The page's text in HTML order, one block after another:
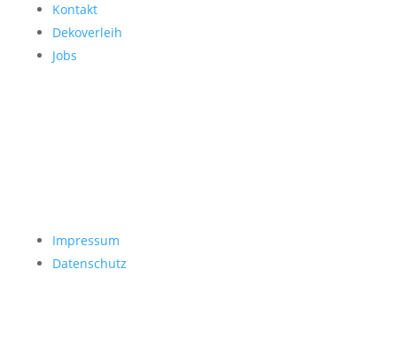
Kontakt
Dekoverleih
Jobs
Impressum
Datenschutz